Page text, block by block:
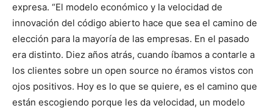
expresa. “El modelo económico y la velocidad de
innovación del código abierto hace que sea el camino de
elección para la mayoría de las empresas. En el pasado
era distinto. Diez años atrás, cuando íbamos a contarle a
los clientes sobre un open source no éramos vistos con
ojos positivos. Hoy es lo que se quiere, es el camino que
están escogiendo porque les da velocidad, un modelo